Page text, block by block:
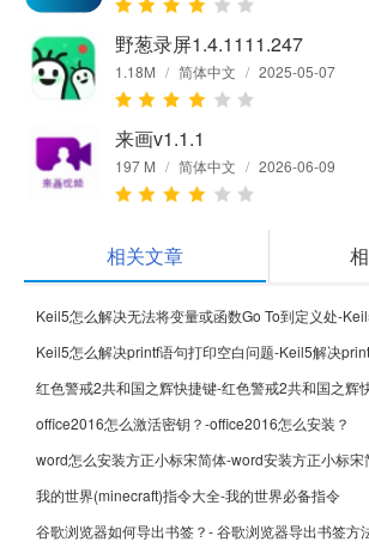
野葱录屏1.4.1111.247
1.18M / 简体中文 / 2025-05-07
来画v1.1.1
197 M / 简体中文 / 2026-06-09
相关文章
红色警戒2共和国之辉快捷键-红色警戒2共和国之辉
office2016怎么激活密钥？-office2016怎么安装？
word怎么安装方正小标宋简体-word安装方正小标宋
我的世界(minecraft)指令大全-我的世界必备指令
谷歌浏览器如何导出书签？- 谷歌浏览器导出书签方